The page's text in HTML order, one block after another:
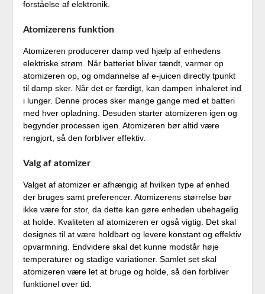
forståelse af elektronik.
Atomizerens funktion
Atomizeren producerer damp ved hjælp af enhedens
elektriske strøm. Når batteriet bliver tændt, varmer op
atomizeren op, og omdannelse af e-juicen directly tpunkt
til damp sker. Når det er færdigt, kan dampen inhaleret ind
i lunger. Denne proces sker mange gange med et batteri
med hver opladning. Desuden starter atomizeren igen og
begynder processen igen. Atomizeren bør altid være
rengjort, så den forbliver effektiv.
Valg af atomizer
Valget af atomizer er afhængig af hvilken type af enhed
der bruges samt preferencer. Atomizerens størrelse bør
ikke være for stor, da dette kan gøre enheden ubehagelig
at holde. Kvaliteten af atomizeren er også vigtig. Det skal
designes til at være holdbart og levere konstant og effektiv
opvarmning. Endvidere skal det kunne modstår høje
temperaturer og stadige variationer. Samlet set skal
atomizeren være let at bruge og holde, så den forbliver
funktionel over tid.